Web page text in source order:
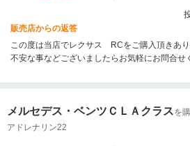
販売店からの返答
この度は当店でレクサス RCをご購入頂きあ
不安な事などございましたらお気軽にお問合せ
メルセデス・ベンツＣＬＡクラスを
アドレナリン22